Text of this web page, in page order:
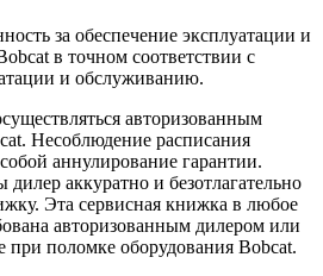
за обеспечение эксплуатации и
в точном соответствии с
и обслуживанию.
авторизованным
Несоблюдение расписания
аннулирование гарантии.
дилер аккуратно и безотлагательно
Эта сервисная книжка в любое
авторизованным дилером или
при поломке оборудования Bobcat.